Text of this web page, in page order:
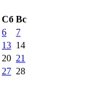
Сб Вс
6
7
13 14
20 21
27 28